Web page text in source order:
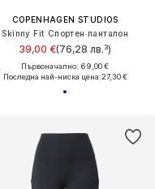
COPENHAGEN STUDIOS
Skinny Fit Спортен панталон
39,00 €(76,28 лв.³)
Първоначално: 69,00 €
Последна най-ниска цена:27,30 €